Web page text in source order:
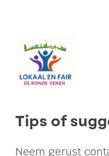
met
Lokaal
Tips of
Neem gerust